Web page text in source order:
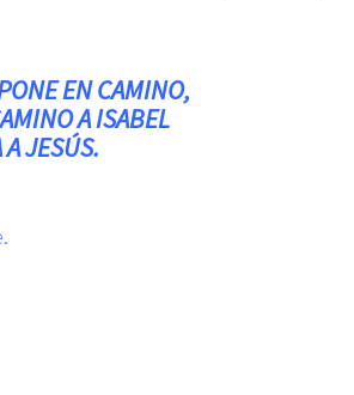
EN CAMINO,
A ISABEL
JESÚS.